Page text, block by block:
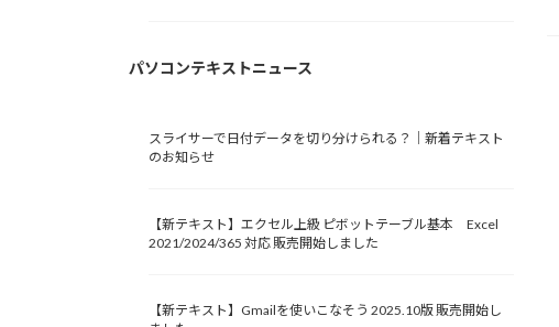
パソコンテキストニュース
スライサーで日付データを切り分けられる？｜新着テキスト
のお知らせ
【新テキスト】エクセル上級 ピボットテーブル基本 Excel
2021/2024/365 対応 販売開始しました
【新テキスト】Gmailを使いこなそう 2025.10版 販売開始し